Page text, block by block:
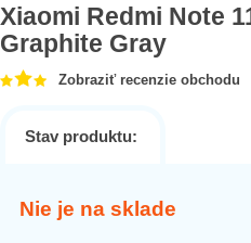
Xiaomi Redmi Note
Graphite Gray
Zobraziť recenzie obchodu
Stav produktu:
Nie je na sklade